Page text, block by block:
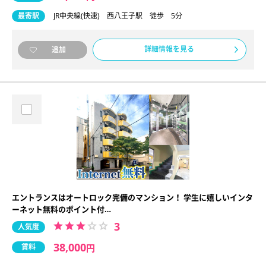
最寄駅 JR中央線(快速) 西八王子駅 徒歩 5分
追加 詳細情報を見る
エントランスはオートロック完備のマンション！ 学生に嬉しいインタ
ーネット無料のポイント付…
人気度 3
賃料 38,000円